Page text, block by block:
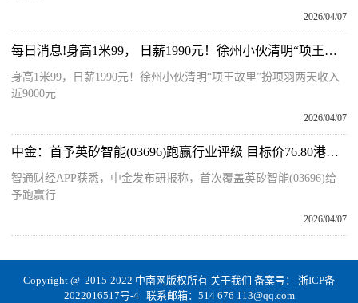
2026/04/07
每日消息!身高1米99， 日薪1990元！徐州小伙清明“项王故里”扮项羽两天收入近9000元
身高1米99，日薪1990元！徐州小伙清明“项王故里”扮项羽两天收入
近9000元
2026/04/07
中金：首予英矽智能(03696)跑赢行业评级 目标价76.80港元|焦点关注
智通财经APP获悉，中金发布研报称，首次覆盖英矽智能(03696)给
予跑赢行
2026/04/07
Copyright @ 2015-2022 中南网版权所有 关于我们 备案号： 浙ICP备
2022016517号-4联系邮箱：514 676 113@qq.com